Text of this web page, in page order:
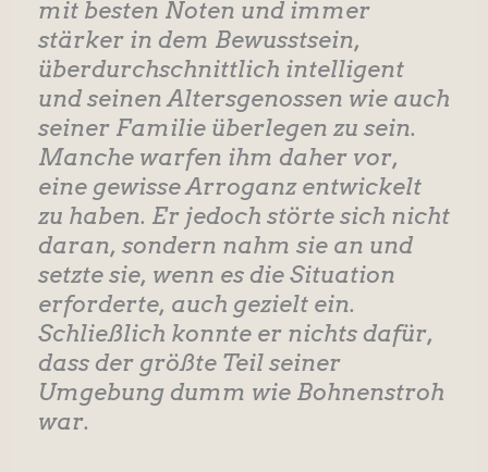
mit besten Noten und immer
stärker in dem Bewusstsein,
überdurchschnittlich intelligent
und seinen Altersgenossen wie auch
seiner Familie überlegen zu sein.
Manche warfen ihm daher vor,
eine gewisse Arroganz entwickelt
zu haben. Er jedoch störte sich nicht
daran, sondern nahm sie an und
setzte sie, wenn es die Situation
erforderte, auch gezielt ein.
Schließlich konnte er nichts dafür,
dass der größte Teil seiner
Umgebung dumm wie Bohnenstroh
war.